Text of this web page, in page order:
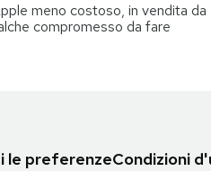
meno costoso, in vendita da
compromesso da fare
le preferenzeCondizioni